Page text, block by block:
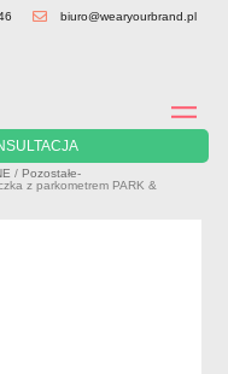
biuro@wearyourbrand.pl
/ Pozostałe-
z parkometrem PARK &